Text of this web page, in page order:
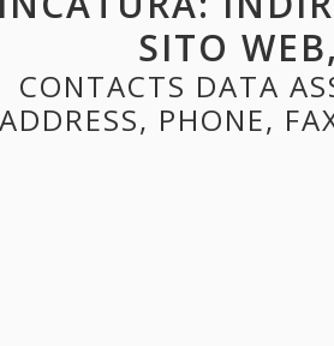
SITO
CONTACTS DATA
ADDRESS, PHONE,